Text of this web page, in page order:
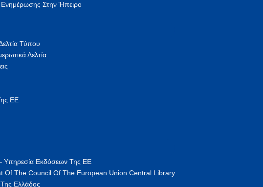
Ενημέρωσης Στην Ήπειρο
Τύπου
Δελτία
ΕΕ
Υπηρεσία Εκδόσεων Της ΕΕ
Of The Council Of The European Union Central Library
Της Ελλάδος